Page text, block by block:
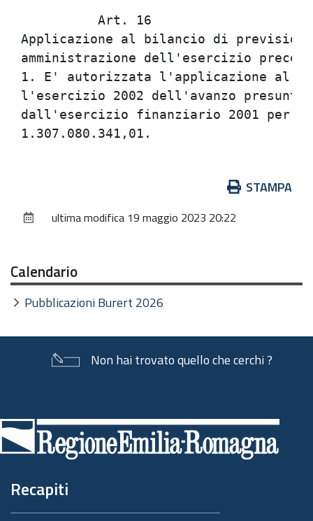
Applicazione al bilancio di
amministrazione
1. E' autorizzata
l'esercizio 2002 dell'avanzo
dall'esercizio finanziario
documento
STAMPA
ultima modifica 19 maggio 2023 20:22
Calendario
Pubblicazioni Burert 2026
Non hai trovato quello che cerchi ?
di
pagina
Recapiti